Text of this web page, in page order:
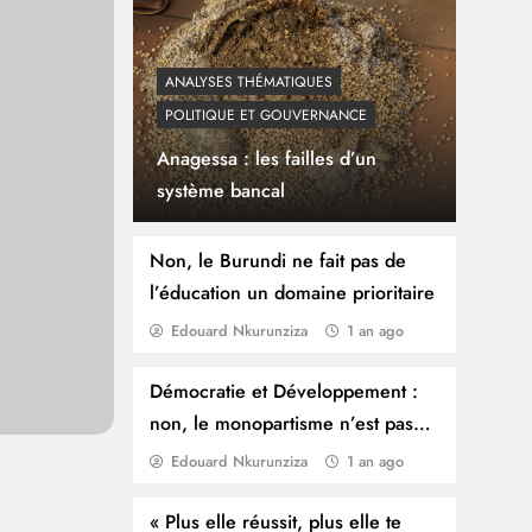
ANALYSES THÉMATIQUES
POLITIQUE ET GOUVERNANCE
Anagessa : les failles d’un
système bancal
Non, le Burundi ne fait pas de
l’éducation un domaine prioritaire
Edouard Nkurunziza 1 an ago
Démocratie et Développement :
non, le monopartisme n’est pas
une solution au développement
Edouard Nkurunziza 1 an ago
« Plus elle réussit, plus elle te